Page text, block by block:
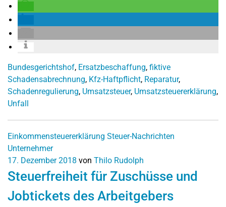
Bundesgerichtshof, Ersatzbeschaffung, fiktive
Schadensabrechnung, Kfz-Haftpflicht, Reparatur,
Schadenregulierung, Umsatzsteuer, Umsatzsteuererklärung,
Unfall
Einkommensteuererklärung Steuer-Nachrichten
Unternehmer
17. Dezember 2018 von Thilo Rudolph
Steuerfreiheit für Zuschüsse und
Jobtickets des Arbeitgebers